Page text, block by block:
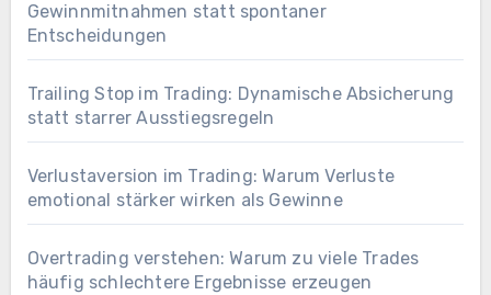
Gewinnmitnahmen statt spontaner
Entscheidungen
Trailing Stop im Trading: Dynamische Absicherung
statt starrer Ausstiegsregeln
Verlustaversion im Trading: Warum Verluste
emotional stärker wirken als Gewinne
Overtrading verstehen: Warum zu viele Trades
häufig schlechtere Ergebnisse erzeugen